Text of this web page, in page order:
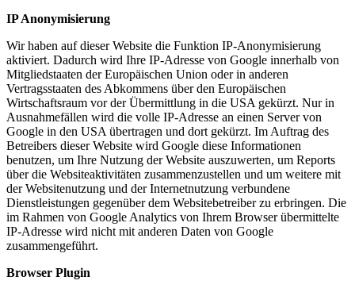
IP Anonymisierung
Wir haben auf dieser Website die Funktion IP-Anonymisierung
aktiviert. Dadurch wird Ihre IP-Adresse von Google innerhalb von
Mitgliedstaaten der Europäischen Union oder in anderen
Vertragsstaaten des Abkommens über den Europäischen
Wirtschaftsraum vor der Übermittlung in die USA gekürzt. Nur in
Ausnahmefällen wird die volle IP-Adresse an einen Server von
Google in den USA übertragen und dort gekürzt. Im Auftrag des
Betreibers dieser Website wird Google diese Informationen
benutzen, um Ihre Nutzung der Website auszuwerten, um Reports
über die Websiteaktivitäten zusammenzustellen und um weitere mit
der Websitenutzung und der Internetnutzung verbundene
Dienstleistungen gegenüber dem Websitebetreiber zu erbringen. Die
im Rahmen von Google Analytics von Ihrem Browser übermittelte
IP-Adresse wird nicht mit anderen Daten von Google
zusammengeführt.
Browser Plugin